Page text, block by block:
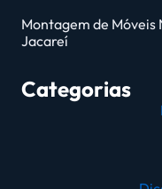
Montagem de Móveis
Jacareí
Categorias